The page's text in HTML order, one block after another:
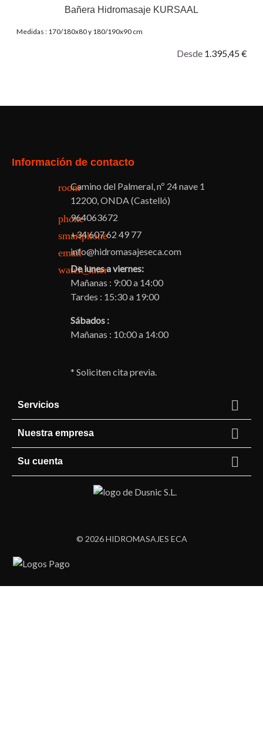
Bañera Hidromasaje KURSAAL
Medidas : 170/180x80 y 180/190x90 cm
Desde 1.395,45 €
Información de contacto
roomCamino del Palmeral, nº 24 nave 1
12200, ONDA (Castelló)
phone964063672
smartphone
+34 607 62 49 77
emailinfo@hidromasajeseca.com
watch_later
De lunes a viernes:
Mañanas : 9:00 a 14:00
Tardes : 15:30 a 19:00
Sábados :
Mañanas : 10:00 a 14:00
* Soliciten cita previa.
Servicios 
Nuestra empresa 
Su cuenta 
© 2026 HIDROMASAJES ECA